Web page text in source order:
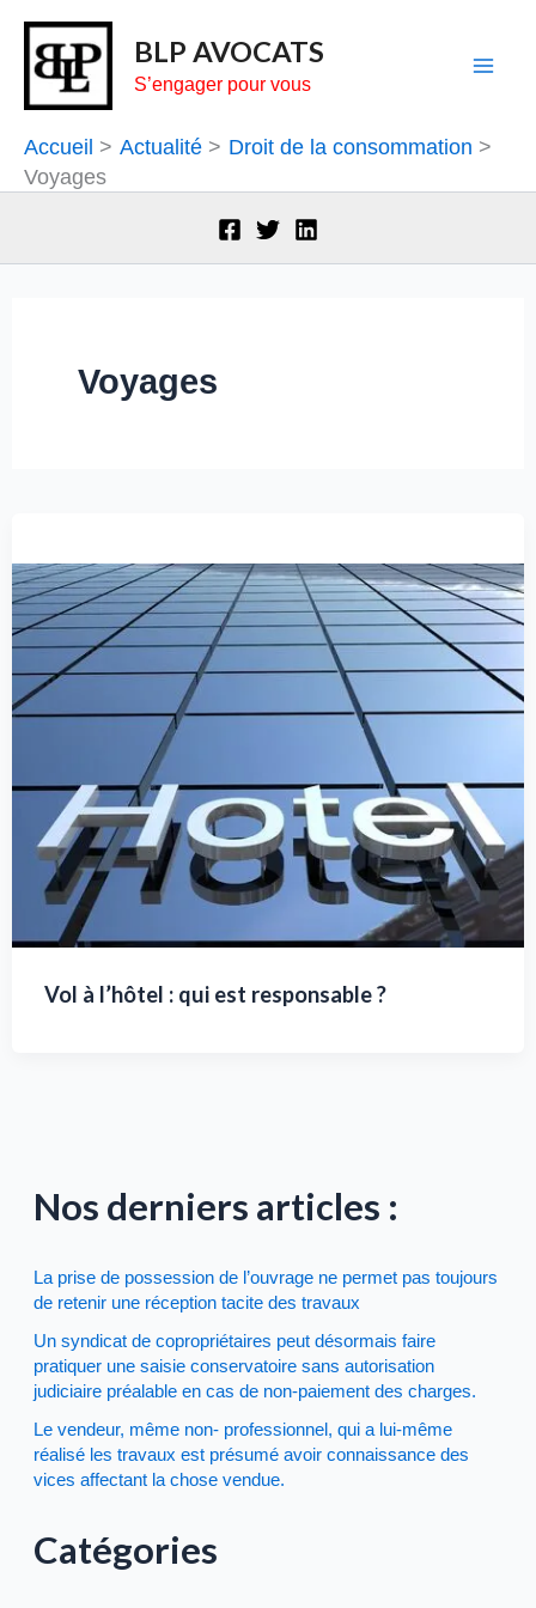
Aller
contenu
BLP AVOCATS
S’engager pour vous
Accueil Actualité
Droit de la consommation
Voyages
Voyages
Vol à l’hôtel : qui est responsable ?
Nos derniers articles :
La prise de possession de l’ouvrage ne permet pas toujours
de retenir une réception tacite des travaux
Un syndicat de copropriétaires peut désormais faire
pratiquer une saisie conservatoire sans autorisation
judiciaire préalable en cas de non-paiement des charges.
Le vendeur, même non- professionnel, qui a lui-même
réalisé les travaux est présumé avoir connaissance des
vices affectant la chose vendue.
Catégories